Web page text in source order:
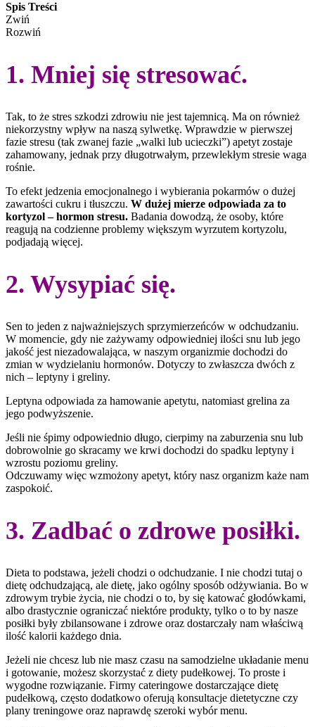
Spis Treści
Zwiń
Rozwiń
1. Mniej się stresować.
Tak, to że stres szkodzi zdrowiu nie jest tajemnicą. Ma on również
niekorzystny wpływ na naszą sylwetkę. Wprawdzie w pierwszej
fazie stresu (tak zwanej fazie „walki lub ucieczki”) apetyt zostaje
zahamowany, jednak przy długotrwałym, przewlekłym stresie waga
rośnie.
To efekt jedzenia emocjonalnego i wybierania pokarmów o dużej
zawartości cukru i tłuszczu. W dużej mierze odpowiada za to
kortyzol – hormon stresu. Badania dowodzą, że osoby, które
reagują na codzienne problemy większym wyrzutem kortyzolu,
podjadają więcej.
2. Wysypiać się.
Sen to jeden z najważniejszych sprzymierzeńców w odchudzaniu.
W momencie, gdy nie zażywamy odpowiedniej ilości snu lub jego
jakość jest niezadowalająca, w naszym organizmie dochodzi do
zmian w wydzielaniu hormonów. Dotyczy to zwłaszcza dwóch z
nich – leptyny i greliny.
Leptyna odpowiada za hamowanie apetytu, natomiast grelina za
jego podwyższenie.
Jeśli nie śpimy odpowiednio długo, cierpimy na zaburzenia snu lub
dobrowolnie go skracamy we krwi dochodzi do spadku leptyny i
wzrostu poziomu greliny.
Odczuwamy więc wzmożony apetyt, który nasz organizm każe nam
zaspokoić.
3. Zadbać o zdrowe posiłki.
Dieta to podstawa, jeżeli chodzi o odchudzanie. I nie chodzi tutaj o
dietę odchudzającą, ale dietę, jako ogólny sposób odżywiania. Bo w
zdrowym trybie życia, nie chodzi o to, by się katować głodówkami,
albo drastycznie ograniczać niektóre produkty, tylko o to by nasze
posiłki były zbilansowane i zdrowe oraz dostarczały nam właściwą
ilość kalorii każdego dnia.
Jeżeli nie chcesz lub nie masz czasu na samodzielne układanie menu
i gotowanie, możesz skorzystać z diety pudełkowej. To proste i
wygodne rozwiązanie. Firmy cateringowe dostarczające dietę
pudełkową, często dodatkowo oferują konsultacje dietetyczne czy
plany treningowe oraz naprawdę szeroki wybór menu.